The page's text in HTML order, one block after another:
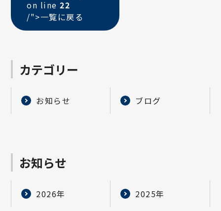
on line22
/">一覧に戻る
カテゴリー
お知らせ ブログ
お知らせ
2026年 2025年